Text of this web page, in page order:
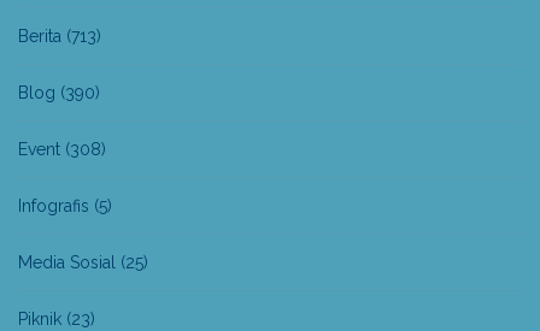
Berita (713)
Blog (390)
Event (308)
Infografis (5)
Media Sosial (25)
Piknik (23)